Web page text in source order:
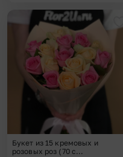
Букет из 15 кремовых и
розовых роз (70 с...